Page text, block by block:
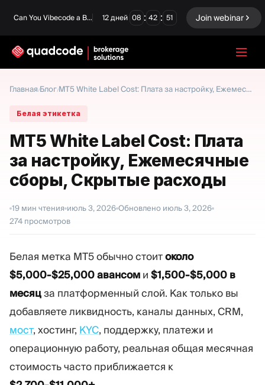
Can You Vibecode a Brokerage Platform? 12 дней 08 : 42 : 50 Join webinar
Главная /
Блог / MT5 White Label Cost: Плата за настройку, Ежемесячные сборы, Скрытые расходы
Белая этикетка
MT5 White Label Cost: Плата
за настройку, Ежемесячные
сборы, Скрытые расходы
19 мин чтения июль 3, 2026 Обновлено июль 3, 2026
274 просмотров
Белая метка MT5 обычно стоитоколо
$5,000-$25,000 авансом и $1,500-$5,000 в
месяцза платформенный слой. Как только вы
добавляете ликвидность, каналы данных, CRM,
мост, хостинг, KYC, поддержку, платежи и
операционную работу, реальная общая месячная
стоимость часто приближается к
Русский
Готовое решение
Forex / CFD
Prop Firm
Бинарные опционы
Биржа и Клиринг
МОДУЛИ
Торговая платформа Back-office
РЕСУРСЫ
Руководство по
маркетингу
Блог
ЕЩЁ
О нас
Команда
События